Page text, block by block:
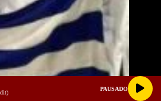
PAUSADO